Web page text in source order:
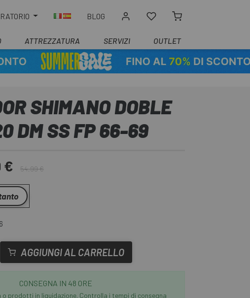
BLOG
ATTREZZATURA SERVIZI OUTLET
SHIMANO DOBLE
DM SS FP 66-69
€ 54,99 €
AGGIUNGI AL CARRELLO
CONSEGNA IN 48 ORE
o prodotti in liquidazione. Controlla i tempi di consegna